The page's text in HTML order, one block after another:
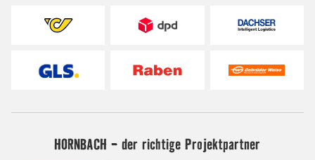
HORNBACH - der richtige Projektpartner